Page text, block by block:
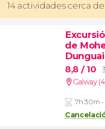
14 actividades cerca
de
8,8 / 10
Galway
7h 30m -